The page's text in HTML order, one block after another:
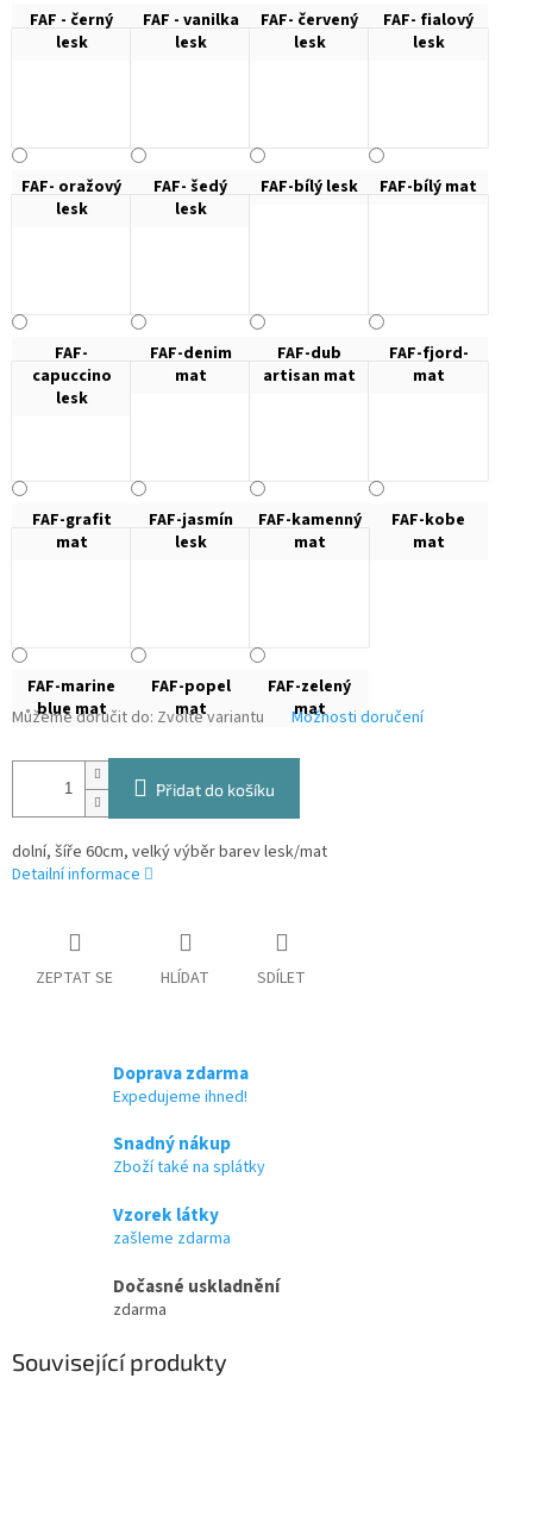
FAF - černý
lesk
FAF - vanilka
lesk
FAF- červený
lesk
FAF- fialový
lesk
FAF- oražový
lesk
FAF- šedý
lesk
FAF-bílý lesk FAF-bílý mat
FAF-
capuccino
lesk
FAF-denim
mat
FAF-dub
artisan mat
FAF-fjord-
mat
FAF-grafit
mat
FAF-jasmín
lesk
FAF-kamenný
mat
FAF-kobe
mat
FAF-marine
blue mat
FAF-popel
mat
FAF-zelený
mat
Můžeme doručit do: Zvolte variantu Možnosti doručení
Přidat do košíku
dolní, šíře 60cm, velký výběr barev lesk/mat
Detailní informace
ZEPTAT SE HLÍDAT SDÍLET
Doprava zdarma
Expedujeme ihned!
Snadný nákup
Zboží také na splátky
Vzorek látky
zašleme zdarma
Dočasné uskladnění
zdarma
Související produkty